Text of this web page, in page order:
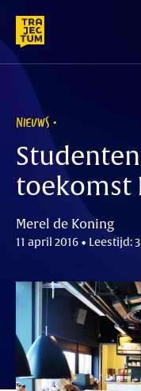
content
NIEUWS
toekomst
Merel de Koning
11 april 2016 • Leestijd: